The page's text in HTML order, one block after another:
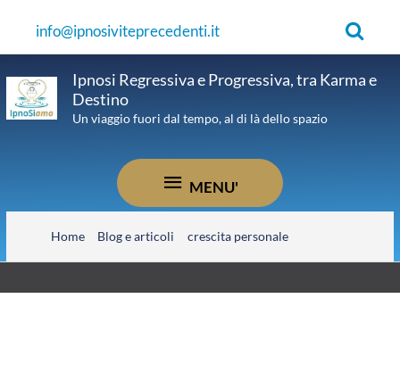
info@ipnosiviteprecedenti.it Cerca
Ipnosi Regressiva e Progressiva, tra Karma e
Destino
Un viaggio fuori dal tempo, al di là dello spazio
MENU'
MENU'
Home Blog e articoli crescita personale